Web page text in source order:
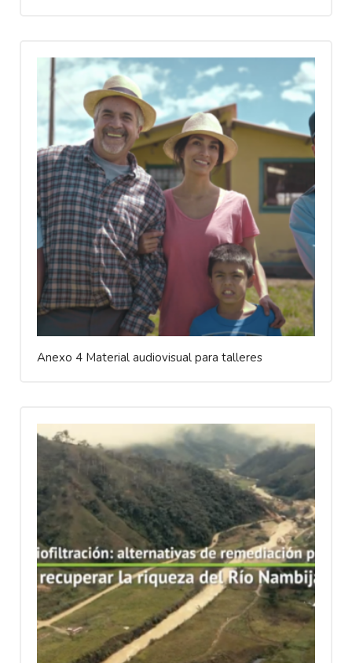
Anexo 4 Material audiovisual para talleres